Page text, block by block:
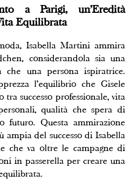
a Parigi, un'Eredità
Equilibrata
Isabella Martini ammira
considerandola sia una
che una persona ispiratrice.
l'equilibrio che Gisele
successo professionale, vita
qualità che spera di
futuro. Questa ammirazione
ampia del successo di Isabella
che va oltre le campagne di
in passerella per creare una